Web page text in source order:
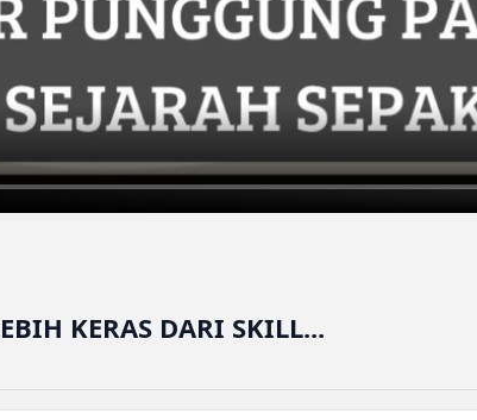
KERAS DARI SKILL...